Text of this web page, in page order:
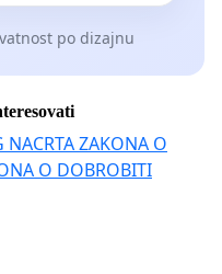
po dizajnu
NACRTA ZAKONA O
O DOBROBITI